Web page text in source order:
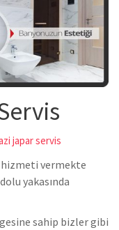
japar servis
vermekte
yakasında
sahip bizler gibi